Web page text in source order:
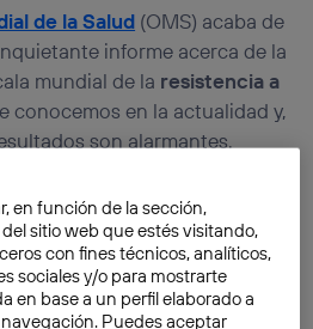
de la Salud (OMS) acaba de
informe acerca de la
mundial de la resistencia a
conocemos en la actualidad y,
son alarmantes.
la OMS es tal que su
la Seguridad de la Salud,
«el mundo se dirige hacia una
que lo que ahora son
lesiones menores que han sido
en función de la sección,
sitio web que estés visitando,
con fines técnicos, analíticos,
sociales y/o para mostrarte
en base a un perfil elaborado a
Puedes aceptar